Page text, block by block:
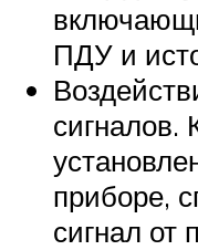
ПДУ и
сигналов.
приборе,
сигнал от